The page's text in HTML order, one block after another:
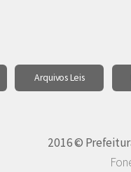
Arquivos Leis
2016 ©